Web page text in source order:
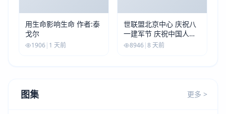
用生命影响生命 作者:泰
戈尔
1906| 1 天前
世联盟北京中心 庆祝八
一建军节 庆祝中国人民
解放军建军99周年
8946|8 天前
图集 更多 >